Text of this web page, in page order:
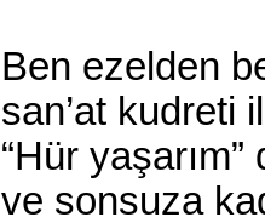
Ben ezelden
san’at kudreti
“Hür
ve sonsuza